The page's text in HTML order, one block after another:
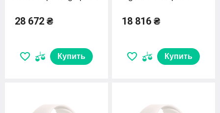
28 672 ₴
Купить
18 816 ₴
Купить